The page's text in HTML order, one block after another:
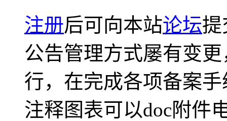
注册后可向本站论坛提
公告管理方式屡有变
行，在完成各项备案
注释图表可以doc附件